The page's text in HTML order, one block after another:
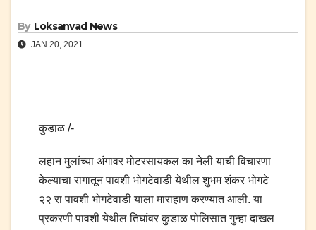
By Loksanvad News
JAN 20, 2021
कुडाळ /-
लहान मुलांच्या अंगावर मोटरसायकल का नेली याची विचारणा
केल्याचा रागातून पावशी भोगटेवाडी येथील शुभम शंकर भोगटे
२२ रा पावशी भोगटेवाडी याला माराहाण करण्यात आली. या
प्रकरणी पावशी येथील तिघांवर कुडाळ पोलिसात गुन्हा दाखल